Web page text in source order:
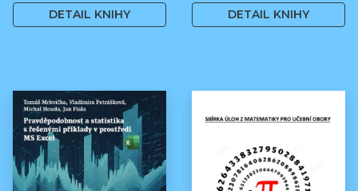
DETAIL KNIHY DETAIL KNIHY